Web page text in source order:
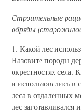
Строительные
обряды
1. Какой лес
Назовите породы
окрестностях села.
и использовались в
леса в отдаленных
лес